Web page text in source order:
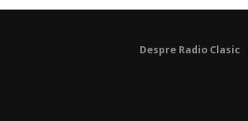
Despre Radio Clasic